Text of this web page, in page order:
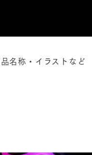
名称・イラストなど